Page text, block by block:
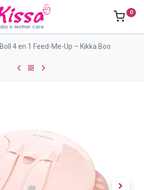
0
Boll 4 en 1 Feed-Me-Up – Kikka Boo